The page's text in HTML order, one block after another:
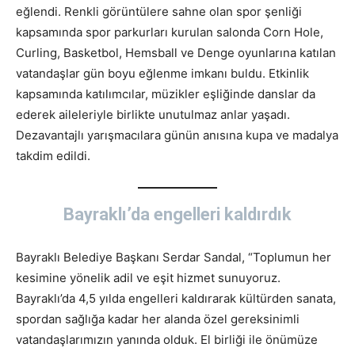
eğlendi. Renkli görüntülere sahne olan spor şenliği
kapsamında spor parkurları kurulan salonda Corn Hole,
Curling, Basketbol, Hemsball ve Denge oyunlarına katılan
vatandaşlar gün boyu eğlenme imkanı buldu. Etkinlik
kapsamında katılımcılar, müzikler eşliğinde danslar da
ederek aileleriyle birlikte unutulmaz anlar yaşadı.
Dezavantajlı yarışmacılara günün anısına kupa ve madalya
takdim edildi.
Bayraklı’da engelleri kaldırdık
Bayraklı Belediye Başkanı Serdar Sandal, “Toplumun her
kesimine yönelik adil ve eşit hizmet sunuyoruz.
Bayraklı’da 4,5 yılda engelleri kaldırarak kültürden sanata,
spordan sağlığa kadar her alanda özel gereksinimli
vatandaşlarımızın yanında olduk. El birliği ile önümüze